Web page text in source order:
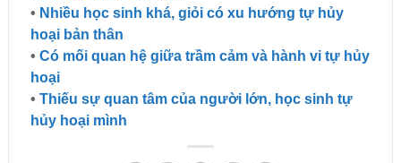
• Nhiều học sinh khá, giỏi có xu hướng tự hủy
hoại bản thân
• Có mối quan hệ giữa trầm cảm và hành vi tự hủy
hoại
• Thiếu sự quan tâm của người lớn, học sinh tự
hủy hoại mình